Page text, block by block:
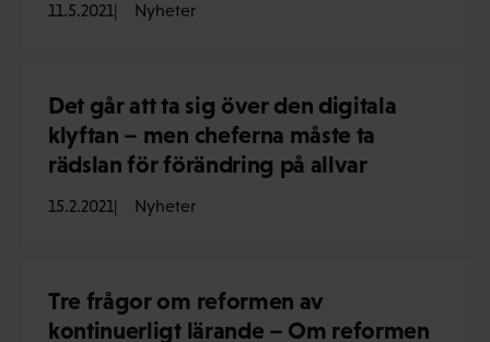
11.5.2021 Nyheter
Det går att ta sig över den digitala
klyftan – men cheferna måste ta
rädslan för förändring på allvar
15.2.2021 Nyheter
Tre frågor om reformen av
kontinuerligt lärande – Om reformen